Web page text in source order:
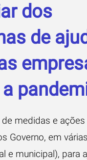
dos
de
medidas e
Governo, em
e municipal), para